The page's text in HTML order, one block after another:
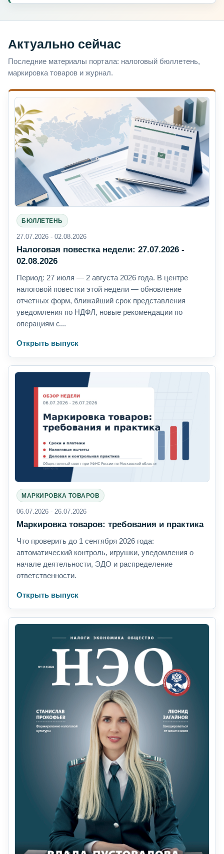
Актуально сейчас
Последние материалы портала: налоговый бюллетень,
маркировка товаров и журнал.
БЮЛЛЕТЕНЬ
27.07.2026 - 02.08.2026
Налоговая повестка недели: 27.07.2026 -
02.08.2026
Период: 27 июля — 2 августа 2026 года. В центре
налоговой повестки этой недели — обновление
отчетных форм, ближайший срок представления
уведомления по НДФЛ, новые рекомендации по
операциям с...
Открыть выпуск
МАРКИРОВКА ТОВАРОВ
06.07.2026 - 26.07.2026
Маркировка товаров: требования и практика
Что проверить до 1 сентября 2026 года:
автоматический контроль, игрушки, уведомления о
начале деятельности, ЭДО и распределение
ответственности.
Открыть выпуск